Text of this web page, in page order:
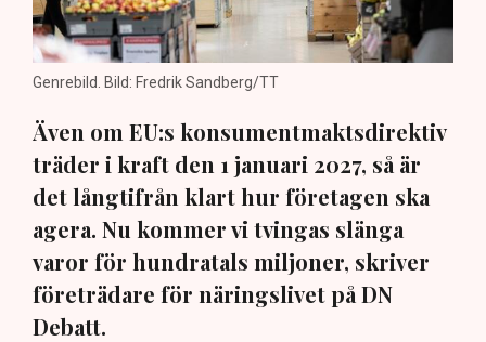
Genrebild. Bild: Fredrik Sandberg/TT
Även om EU:s konsumentmaktsdirektiv
träder i kraft den 1 januari 2027, så är
det långtifrån klart hur företagen ska
agera. Nu kommer vi tvingas slänga
varor för hundratals miljoner, skriver
företrädare för näringslivet på DN
Debatt.